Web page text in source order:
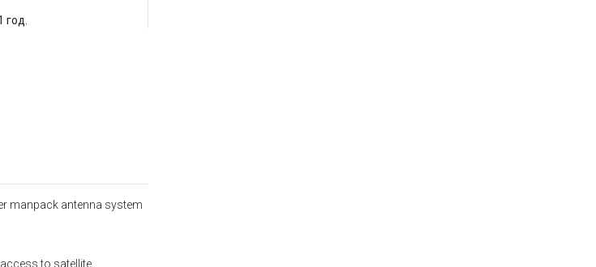
год.
manpack antenna system
to satellite